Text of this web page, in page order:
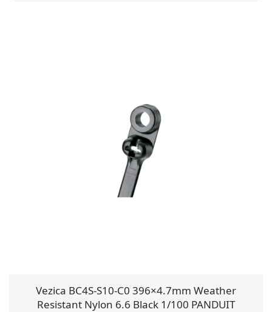
Vezica BC4S-S10-C0 396×4.7mm Weather
Resistant Nylon 6.6 Black 1/100 PANDUIT